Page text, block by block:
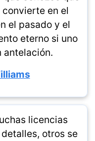
en el
el pasado y el
eterno si uno
antelación.
licencias
otros se